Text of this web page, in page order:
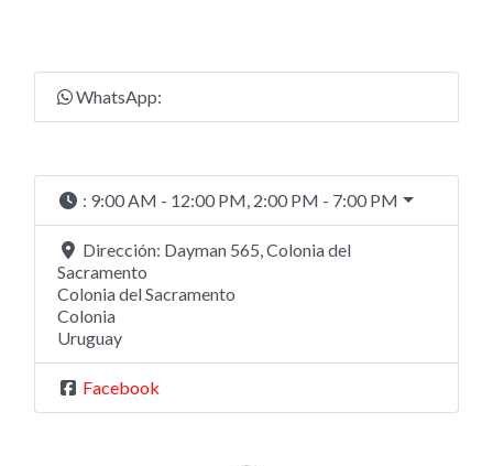
WhatsApp:
: 9:00 AM - 12:00 PM, 2:00 PM - 7:00 PM
Dirección: Dayman 565, Colonia del
Sacramento
Colonia del Sacramento
Colonia
Uruguay
Facebook